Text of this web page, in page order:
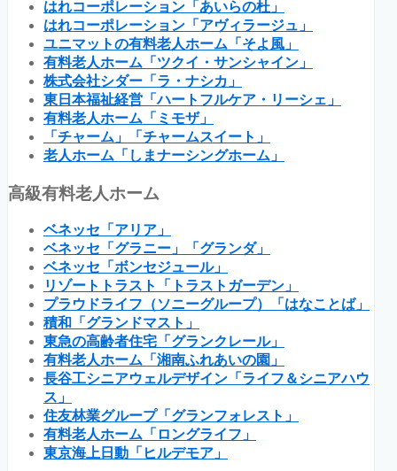
はれコーポレーション「あいらの杜」
はれコーポレーション「アヴィラージュ」
ユニマットの有料老人ホーム「そよ風」
有料老人ホーム「ツクイ・サンシャイン」
株式会社シダー「ラ・ナシカ」
東日本福祉経営「ハートフルケア・リーシェ」
有料老人ホーム「ミモザ」
「チャーム」「チャームスイート」
老人ホーム「しまナーシングホーム」
高級有料老人ホーム
ベネッセ「アリア」
ベネッセ「グラニー」「グランダ」
ベネッセ「ボンセジュール」
リゾートトラスト「トラストガーデン」
プラウドライフ（ソニーグループ）「はなことば」
積和「グランドマスト」
東急の高齢者住宅「グランクレール」
有料老人ホーム「湘南ふれあいの園」
長谷工シニアウェルデザイン「ライフ＆シニアハウ
ス」
住友林業グループ「グランフォレスト」
有料老人ホーム「ロングライフ」
東京海上日動「ヒルデモア」